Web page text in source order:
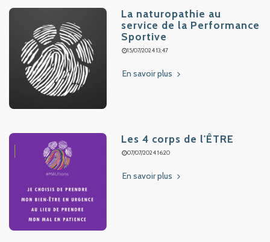
La naturopathie au
service de la Performance
Sportive
15/07/2024 13:47
En savoir plus
Les 4 corps de l'ÊTRE
07/07/2024 16:20
En savoir plus